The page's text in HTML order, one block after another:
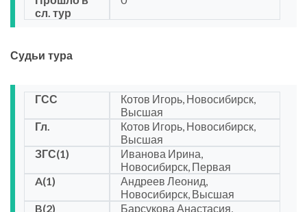
сл. тур
Судьи тура
ГСС
Котов Игорь, Новосибирск,
Высшая
Гл.
Котов Игорь, Новосибирск,
Высшая
ЗГС(1)
Иванова Ирина,
Новосибирск, Первая
A(1)
Андреев Леонид,
Новосибирск, Высшая
B(2)
Барсукова Анастасия,